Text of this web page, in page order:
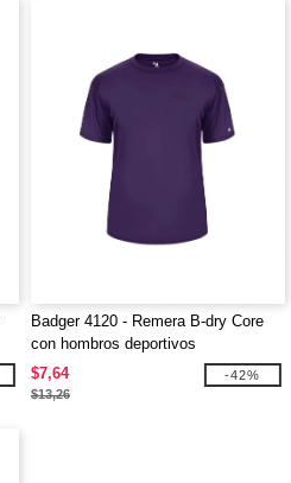
Badger 4120 - Remera B-dry Core
con hombros deportivos
$7,64
$13,26
-42%